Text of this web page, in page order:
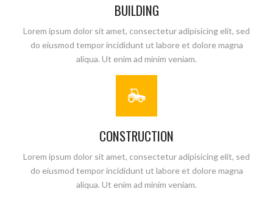
BUILDING
Lorem ipsum dolor sit amet, consectetur adipisicing elit, sed
do eiusmod tempor incididunt ut labore et dolore magna
aliqua. Ut enim ad minim veniam.
CONSTRUCTION
Lorem ipsum dolor sit amet, consectetur adipisicing elit, sed
do eiusmod tempor incididunt ut labore et dolore magna
aliqua. Ut enim ad minim veniam.